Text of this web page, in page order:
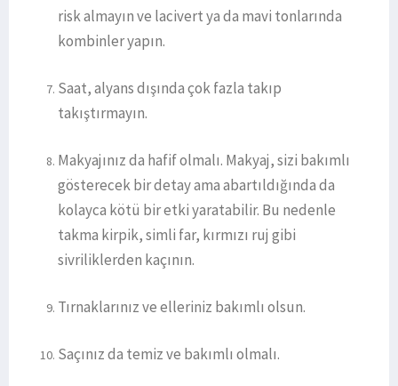
risk almayın ve lacivert ya da mavi tonlarında
kombinler yapın.
Saat, alyans dışında çok fazla takıp
takıştırmayın.
Makyajınız da hafif olmalı. Makyaj, sizi bakımlı
gösterecek bir detay ama abartıldığında da
kolayca kötü bir etki yaratabilir. Bu nedenle
takma kirpik, simli far, kırmızı ruj gibi
sivriliklerden kaçının.
Tırnaklarınız ve elleriniz bakımlı olsun.
Saçınız da temiz ve bakımlı olmalı.